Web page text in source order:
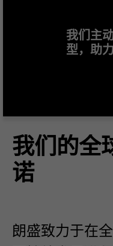
我们主
型，助
我们的全
诺
朗盛致力于在